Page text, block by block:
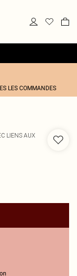
LES COMMANDES
LIENS AUX